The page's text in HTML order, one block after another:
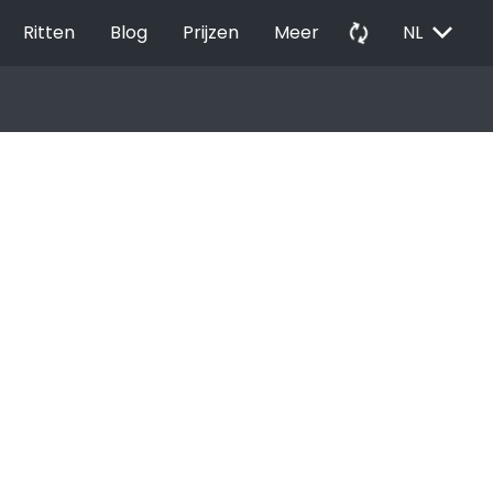
Ritten Blog Prijzen Meer autorenew NL EXPAND_MORE